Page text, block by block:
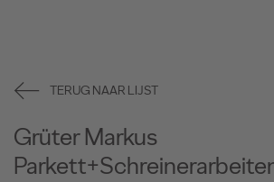
TERUG NAAR LIJST
Grüter Markus